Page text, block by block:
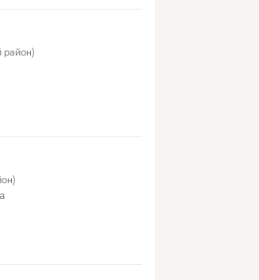
район)